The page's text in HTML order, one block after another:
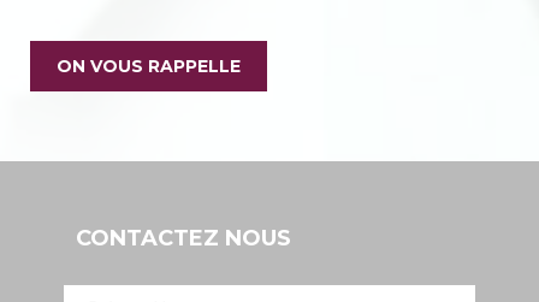
ON VOUS RAPPELLE
CONTACTEZ NOUS